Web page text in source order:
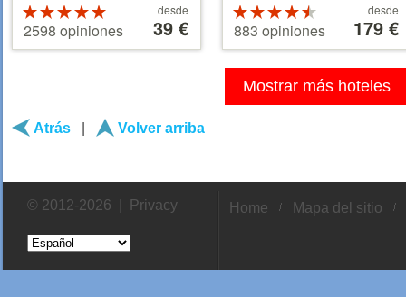
Valoracion
de 5
estrellas
sobre 5
2598 opiniones
39 €
desde
39 €
Valoracion
de 4.5
estrellas
sobre 5
883 opiniones partir
179 €
desde
179 €
Mostrar más hoteles
Atrás Volver arriba
© 2012-2026 | Privacy Home Mapa del sitio